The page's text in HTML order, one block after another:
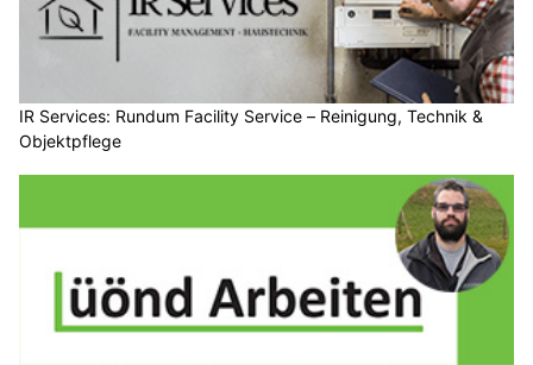
IR Services: Rundum Facility Service – Reinigung, Technik &
Objektpflege